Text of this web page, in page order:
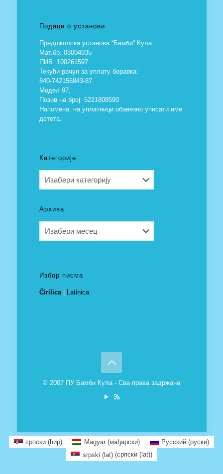
Подаци о установи
Предшколска установа “Бамби“ Кула
Мат.бр. 08004935
ПИБ: 100261597
Текући рачун за уплату боравка:
840-742156843-87
Модел 97,
Позив на број: 5221808590
Напомена: на уплатници обавезно уписати име
детета.
Категорије
Архива
Избор писма
Ćirilica| Latinica
© 2007 ПУ Бамби Кула - Сва права задржана
српски (ћир) Magyar(мађарски) Русский(руски)
srpski (lat)(српски (lat))